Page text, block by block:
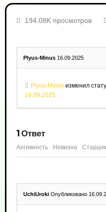
194.08K просмотров
Plyus-Minus 16.09.2025
Plyus-Minusизменил
16.09.2025
1Ответ
Активность Новизна
UchiUroki Опубликовано